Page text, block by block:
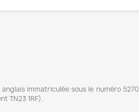
immatriculée sous le numéro
TN23 1RF).